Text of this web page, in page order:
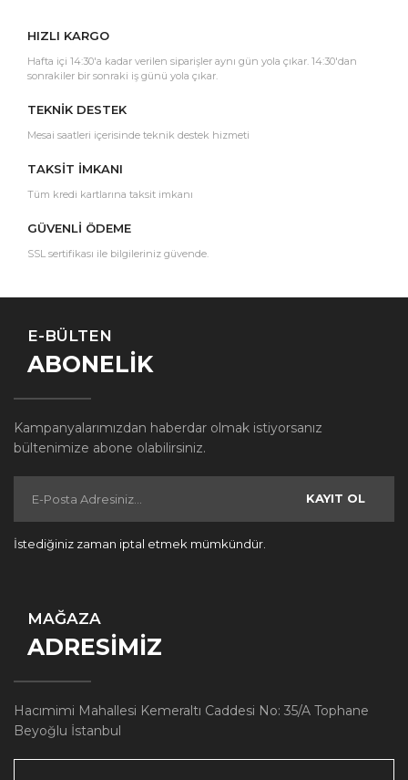
HIZLI KARGO
Hafta içi 14:30'a kadar verilen siparişler aynı gün yola çıkar. 14:30'dan
sonrakiler bir sonraki iş günü yola çıkar.
TEKNİK DESTEK
Mesai saatleri içerisinde teknik destek hizmeti
TAKSİT İMKANI
Tüm kredi kartlarına taksit imkanı
GÜVENLİ ÖDEME
SSL sertifikası ile bilgileriniz güvende.
E-BÜLTEN
ABONELİK
Kampanyalarımızdan haberdar olmak istiyorsanız
bültenimize abone olabilirsiniz.
KAYIT OL
İstediğiniz zaman iptal etmek mümkündür.
MAĞAZA
ADRESİMİZ
Hacımimi Mahallesi Kemeraltı Caddesi No: 35/A Tophane
Beyoğlu İstanbul